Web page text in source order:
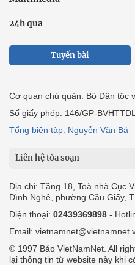
24h qua
Tuyến bài
Cơ quan chủ quản: Bộ Dân tộc
Số giấy phép: 146/GP-
Tổng biên tập: Nguyễn Văn Bá
Liên hệ tòa soạn
Địa chỉ: Tầng 18, Toà nhà Cục
Đình Nghệ, phường Cầu Giấy,
Điện thoại: 02439369898 -
Email:
© 1997 Báo VietNamNet. All
lại thông tin từ website này khi